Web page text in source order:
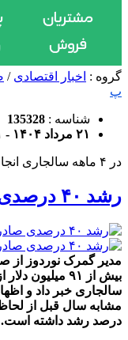
گروه : اخبار اقتصادی /
پ
شناسه : 135328
۲۱ مرداد ۱۴۰۴ - ۱:۲۱
در ۴ ماهه سالجاری انجام گرفت؛
رشد ۴۰ درصدی صادرات از گمرک نوردوز
سالجاری خبر داد و
درصد رشد داشته است.